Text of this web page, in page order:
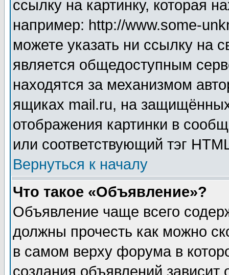
ссылку на картинку, которая
например: http://www.some-
можете указать ни ссылку на
является общедоступным
находятся за механизмом
ящиках mail.ru, на
отображения картинки в
или соответствующий тэг
Вернуться к началу
Что такое «Объявление»?
Объявление чаще всего
должны прочесть как можно
в самом верху форума в
создания объявлений зависит